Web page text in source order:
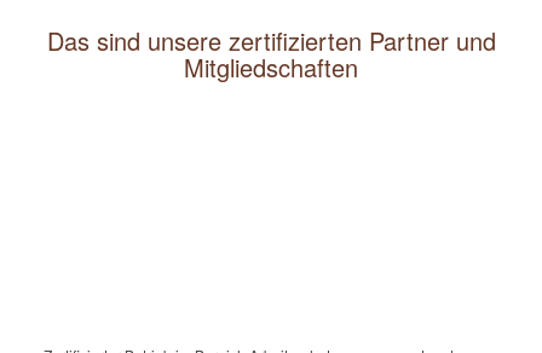
Das sind unsere zertifizierten Partner und
Mitgliedschaften